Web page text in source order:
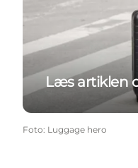
Læs artiklen
Foto: Luggage hero